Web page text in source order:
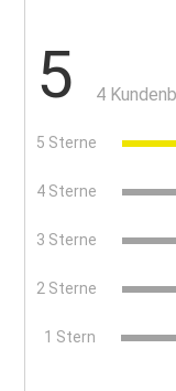
5 4
5 Sterne
4 Sterne
3 Sterne
2 Sterne
1 Stern